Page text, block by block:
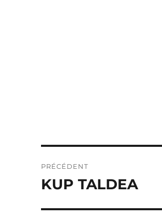
de
PRÉCÉDENT
Publication
KUP TALDEA